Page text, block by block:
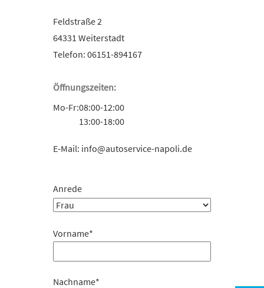
Feldstraße 2
64331 Weiterstadt
Telefon: 06151-894167
Öffnungszeiten:
Mo-Fr:08:00-12:00
13:00-18:00
E-Mail: info@autoservice-napoli.de
Anrede
Vorname*
Nachname*